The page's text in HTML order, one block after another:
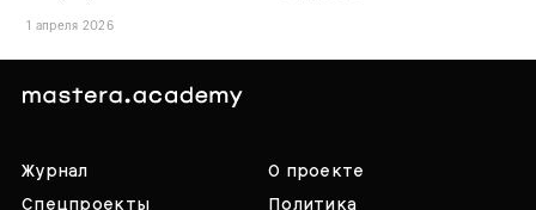
1 апреля 2026
Журнал
Спецпроекты
О проекте
Политика